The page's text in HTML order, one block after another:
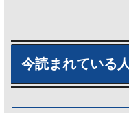
今読まれている